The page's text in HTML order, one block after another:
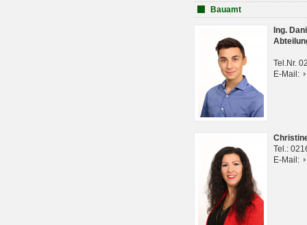
Bauamt
Ing.
Tel.Nr.
E-Mail:
Tel.:
E-Mail: